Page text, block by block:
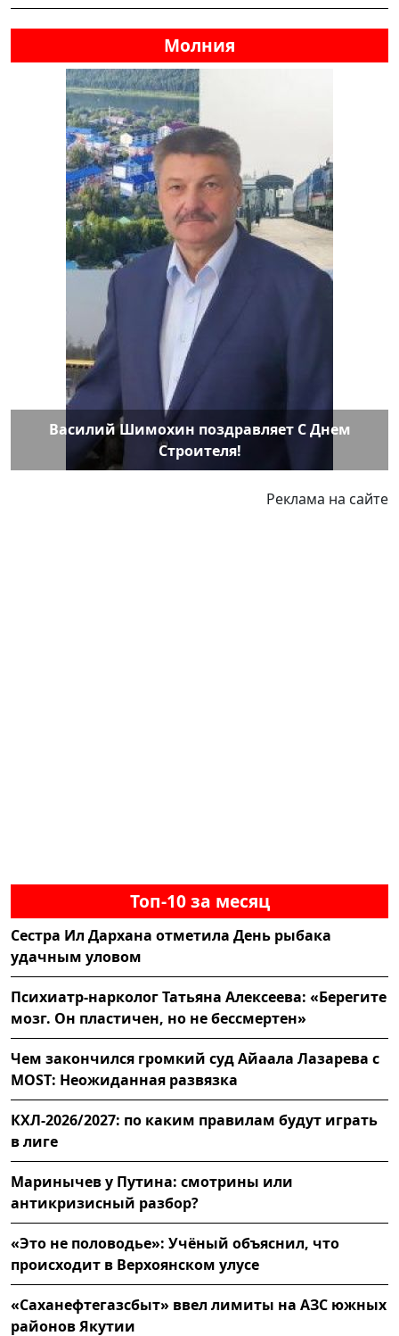
Молния
Василий Шимохин поздравляет С Днем
Строителя!
Реклама на сайте
Топ-10 за месяц
Сестра Ил Дархана отметила День рыбака
удачным уловом
Психиатр-нарколог Татьяна Алексеева: «Берегите
мозг. Он пластичен, но не бессмертен»
Чем закончился громкий суд Айаала Лазарева с
MOST: Неожиданная развязка
КХЛ-2026/2027: по каким правилам будут играть
в лиге
Маринычев у Путина: смотрины или
антикризисный разбор?
«Это не половодье»: Учёный объяснил, что
происходит в Верхоянском улусе
«Саханефтегазсбыт» ввел лимиты на АЗС южных
районов Якутии